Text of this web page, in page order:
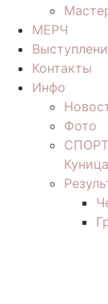
МЕРЧ
Контакты
Инфо
Фото
Куница